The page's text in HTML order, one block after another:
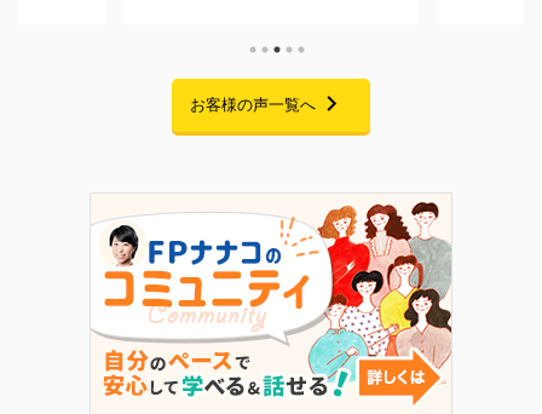
革プログラ
また熱意あふれる素晴らしいご感想を
たくさんお寄せいただきました。この
場を借りて、心より御礼申し上げま
す。 セミナーでお話ししたこと 私自
のすべてがゼロで、手元にあるのは
FP資格だけという状態からのスター
トでした。 今回のセミナーでは ...
なぜ「自分
の伴走を経
お客様の声一覧へ